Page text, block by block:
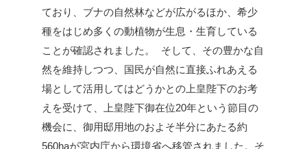
ており、ブナの自然林などが広がるほか、希少
種をはじめ多くの動植物が生息・生育している
ことが確認されました。 そして、その豊かな自
然を維持しつつ、国民が自然に直接ふれあえる
場として活用してはどうかとの上皇陛下のお考
えを受けて、上皇陛下御在位20年という節目の
機会に、御用邸用地のおよそ半分にあたる約
560haが宮内庁から環境省へ移管されました。そ